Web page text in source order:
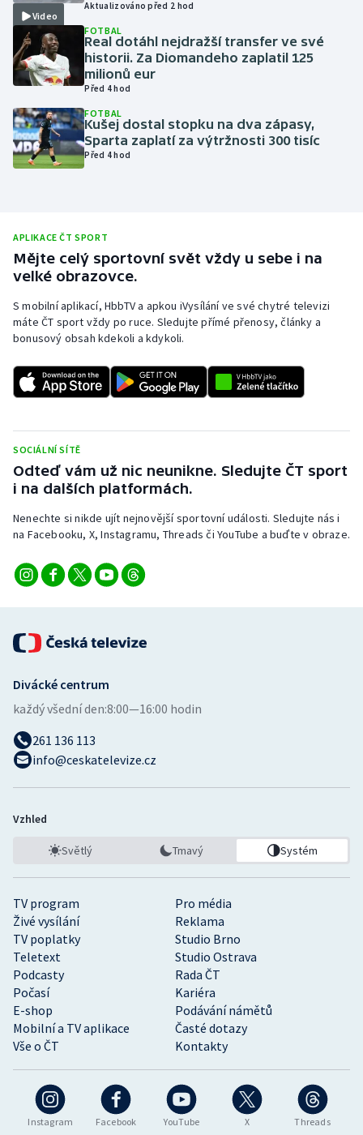
Motorsport
Olympijské hry
Parasport
Plavání
Rychlobruslení
Rychlostní kanoistika
Short track
Sportovní střelba
Veslování
Vodní slalom
Volejbal
Video
Aktualizováno před 2 hod
FOTBAL
Real dotáhl nejdražší transfer ve své
historii. Za Diomandeho zaplatil 125
milionů eur
Před 4 hod
FOTBAL
Kušej dostal stopku na dva zápasy,
Sparta zaplatí za výtržnosti 300 tisíc
Před 4 hod
APLIKACE ČT SPORT
Mějte celý sportovní svět vždy u sebe i na
velké obrazovce.
S mobilní aplikací, HbbTV a apkou iVysílání ve své chytré televizi
máte ČT sport vždy po ruce. Sledujte přímé přenosy, články a
bonusový obsah kdekoli a kdykoli.
SOCIÁLNÍ SÍTĚ
Odteď vám už nic neunikne. Sledujte ČT sport
i na dalších platformách.
Nenechte si nikde ujít nejnovější sportovní události. Sledujte nás i
na Facebooku, X, Instagramu, Threads či YouTube a buďte v obraze.
Instagram Facebook YouTube X Threads
TV program
Pro média
Živé vysílání
Reklama
TV poplatky
Studio Brno
Teletext
Studio Ostrava
Podcasty
Rada ČT
Počasí
Kariéra
E-shop
Podávání námětů
Mobilní a TV aplikace
Časté dotazy
Vše o ČT
Kontakty
Divácké centrum
každý všední den:8:00—16:00 hodin
261 136 113
info@ceskatelevize.cz
Vzhled
Světlý Tmavý Systém